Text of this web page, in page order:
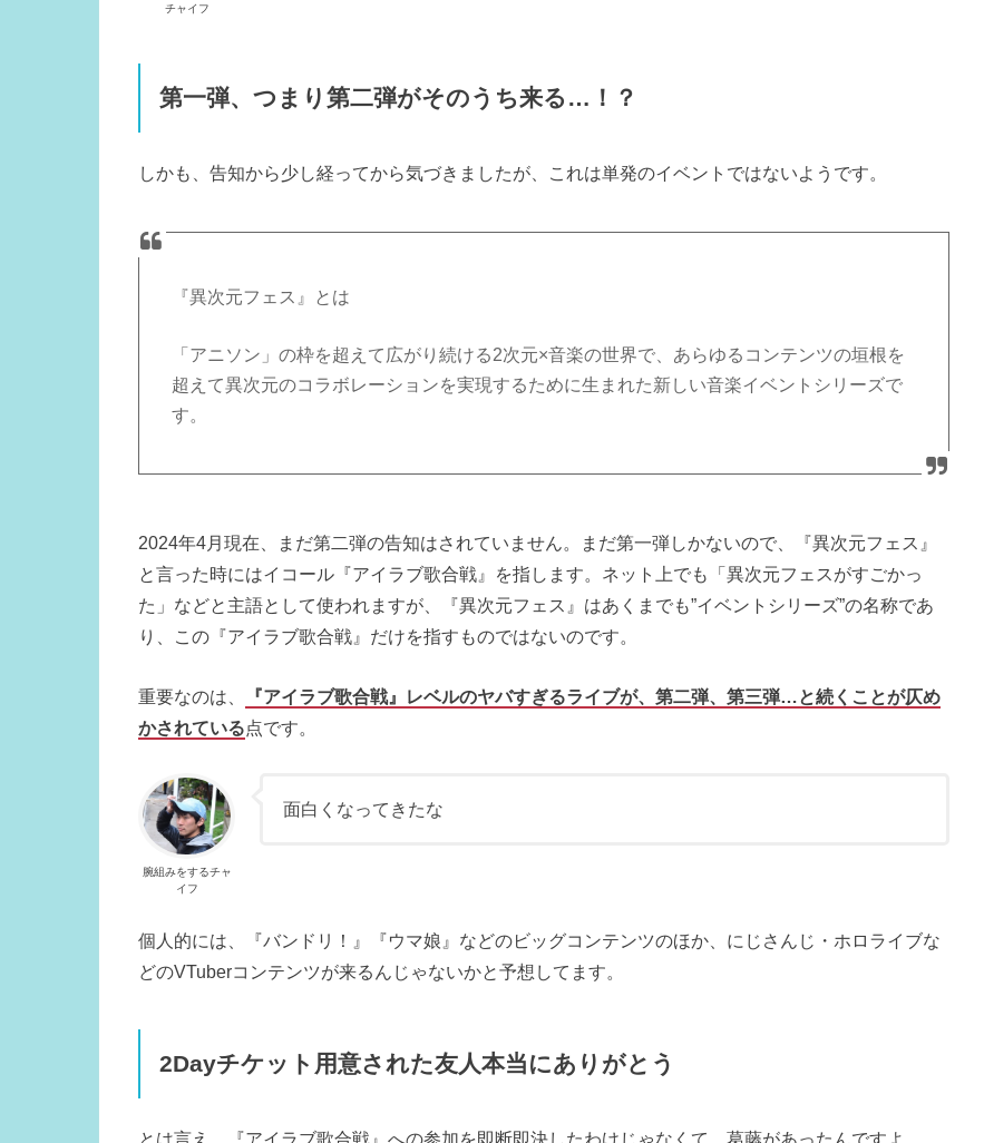
チャイフ
第一弾、つまり第二弾がそのうち来る…！？
しかも、告知から少し経ってから気づきましたが、これは単発のイベントではないようです。
『異次元フェス』とは
「アニソン」の枠を超えて広がり続ける2次元×音楽の世界で、あらゆるコンテンツの垣根を
超えて異次元のコラボレーションを実現するために生まれた新しい音楽イベントシリーズで
す。
2024年4月現在、まだ第二弾の告知はされていません。まだ第一弾しかないので、『異次元フェス』
と言った時にはイコール『アイラブ歌合戦』を指します。ネット上でも「異次元フェスがすごかっ
た」などと主語として使われますが、『異次元フェス』はあくまでも”イベントシリーズ”の名称であ
り、この『アイラブ歌合戦』だけを指すものではないのです。
重要なのは、
『アイラブ歌合戦』レベルのヤバすぎるライブが、第二弾、第三弾…と続くことが仄め
かされている点です。
腕組みをするチャ
イフ
面白くなってきたな
個人的には、『バンドリ！』『ウマ娘』などのビッグコンテンツのほか、にじさんじ・ホロライブな
どのVTuberコンテンツが来るんじゃないかと予想してます。
2Dayチケット用意された友人本当にありがとう
とは言え、『アイラブ歌合戦』への参加を即断即決したわけじゃなくて、葛藤があったんですよ。